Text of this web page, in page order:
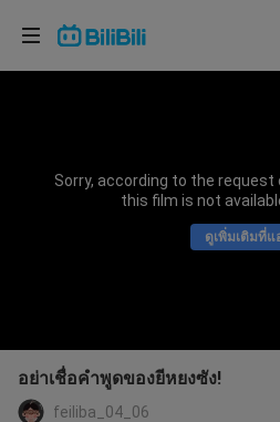
Sorry, according to the
this film is not
ดูเพิ่มเติมที่แ
อย่าเชื่อคำพูดของยีหยงซัง!
feiliba_04_06
เลือกภาษา